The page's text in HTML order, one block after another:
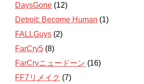
DaysGone (12)
Detroit: Become Human (1)
FALLGuys (2)
FarCry5 (8)
FarCryニュードーン (16)
FF7リメイク (7)